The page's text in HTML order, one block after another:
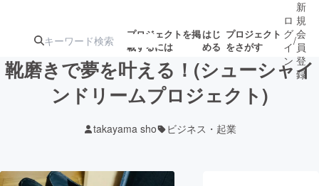
プロジェクトを掲
載するには
はじ
める
プロジェクト
をさがす
ターン
ジェクト
募集終了が近いプ
ロジェクト
ロ
グ
イ
ン
/
新
規
会
員
登
録
靴磨きで夢を叶える！(シューシャイ
ンドリームプロジェクト)
takayama sho ビジネス・起業